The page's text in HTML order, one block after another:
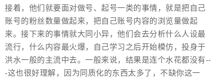
接着，他们就要面对做号、起号一类的事情，就是把自己
账号的粉丝数量做起来，把自己账号内容的浏览量做起
来。接下来的事情就大同小异，他们会去分析什么人设最
流行，什么内容最火爆，自己学习之后开始模仿，投身于
洪水一般的主流中去。一般来说，结果是连个水花都没有--
-这也很好理解，因为同质化的东西太多了，不缺你这一